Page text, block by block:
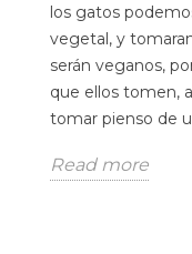
los gatos
vegetal, y
serán veganos,
que ellos tomen,
tomar pienso de
Read more